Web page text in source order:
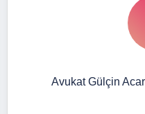
Avukat Gülçin